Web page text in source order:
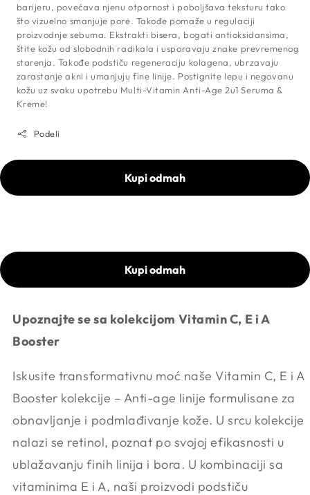
barijeru, povećava njenu otpornost i poboljšava teksturu tako
što vizuelno smanjuje pore. Takođe pomaže u regulaciji
proizvodnje sebuma. Ekstrakti bisera, bogati antioksidansima,
štite kožu od slobodnih radikala i usporavaju znake prevremenog
starenja. Takođe podstiču regeneraciju kolagena, ubrzavaju
zarastanje akni i umanjuju fine linije. Postignite lepu i negovanu
kožu uz svaku upotrebu Multi-Vitamin Anti-Age 2u1 Seruma &
Kreme!
Podeli
Kupi odmah
Kupi odmah
Upoznajte se sa kolekcijom Vitamin C, E i A
Booster
Iskusite transformativnu moć naše Vitamin C, E i A
Booster kolekcije – Anti-age linije formulisane za
obnavljanje i podmlađivanje kože. U srcu kolekcije
nalazi se retinol, poznat po svojoj efikasnosti u
ublažavanju finih linija i bora. U kombinaciji sa
vitaminima E i A, naši proizvodi podstiču